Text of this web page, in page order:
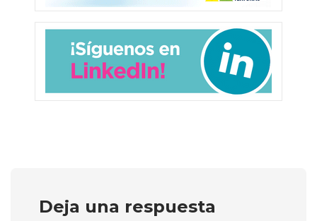
Deja una respuesta